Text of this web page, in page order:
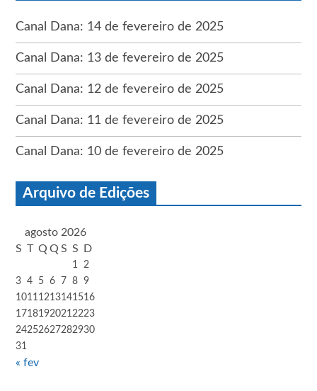
Canal Dana: 14 de fevereiro de 2025
Canal Dana: 13 de fevereiro de 2025
Canal Dana: 12 de fevereiro de 2025
Canal Dana: 11 de fevereiro de 2025
Canal Dana: 10 de fevereiro de 2025
Arquivo de Edições
agosto 2026
S T Q Q S S D
1
2
3 4 5 6 7 8 9
1011 1213141516
1718192021 2223
24252627282930
31
« fev